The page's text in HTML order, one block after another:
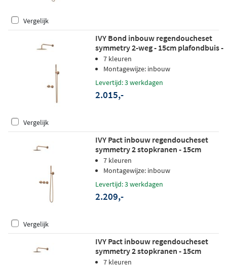
Vergelijk
IVY Bond inbouw regendoucheset
symmetry 2-weg - 15cm plafondbuis -
30cm slim hoofddouche -
wandhouder - satin spray
pvd
7 kleuren
Montagewijze: inbouw
Levertijd: 3 werkdagen
2.015,-
Vergelijk
IVY Pact inbouw regendoucheset
symmetry 2 stopkranen - 15cm
plafondbuis - 30cm medium
hoofddouche - wandhouder - satin
koper pvd
7 kleuren
Montagewijze: inbouw
Levertijd: 3 werkdagen
2.209,-
Vergelijk
IVY Pact inbouw regendoucheset
symmetry 2 stopkranen - 15cm
plafondbuis - 20cm medium
7 kleuren